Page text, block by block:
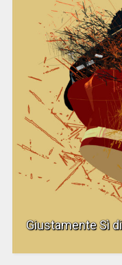
Giustamente Sì